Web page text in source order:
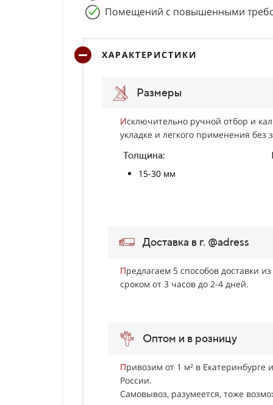
Помещений с повышенными
ХАРАКТЕРИСТИКИ
Размеры
Исключительно ручной отбор и
укладке и легкого применения без
Толщина:
15-30 мм
Доставка в г. @adress
Предлагаем 5 способов доставки
сроком от 3 часов до 2-4 дней.
Оптом и в розницу
Привозим от 1 м² в Екатеринбурге
России.
Самовывоз, разумеется, тоже